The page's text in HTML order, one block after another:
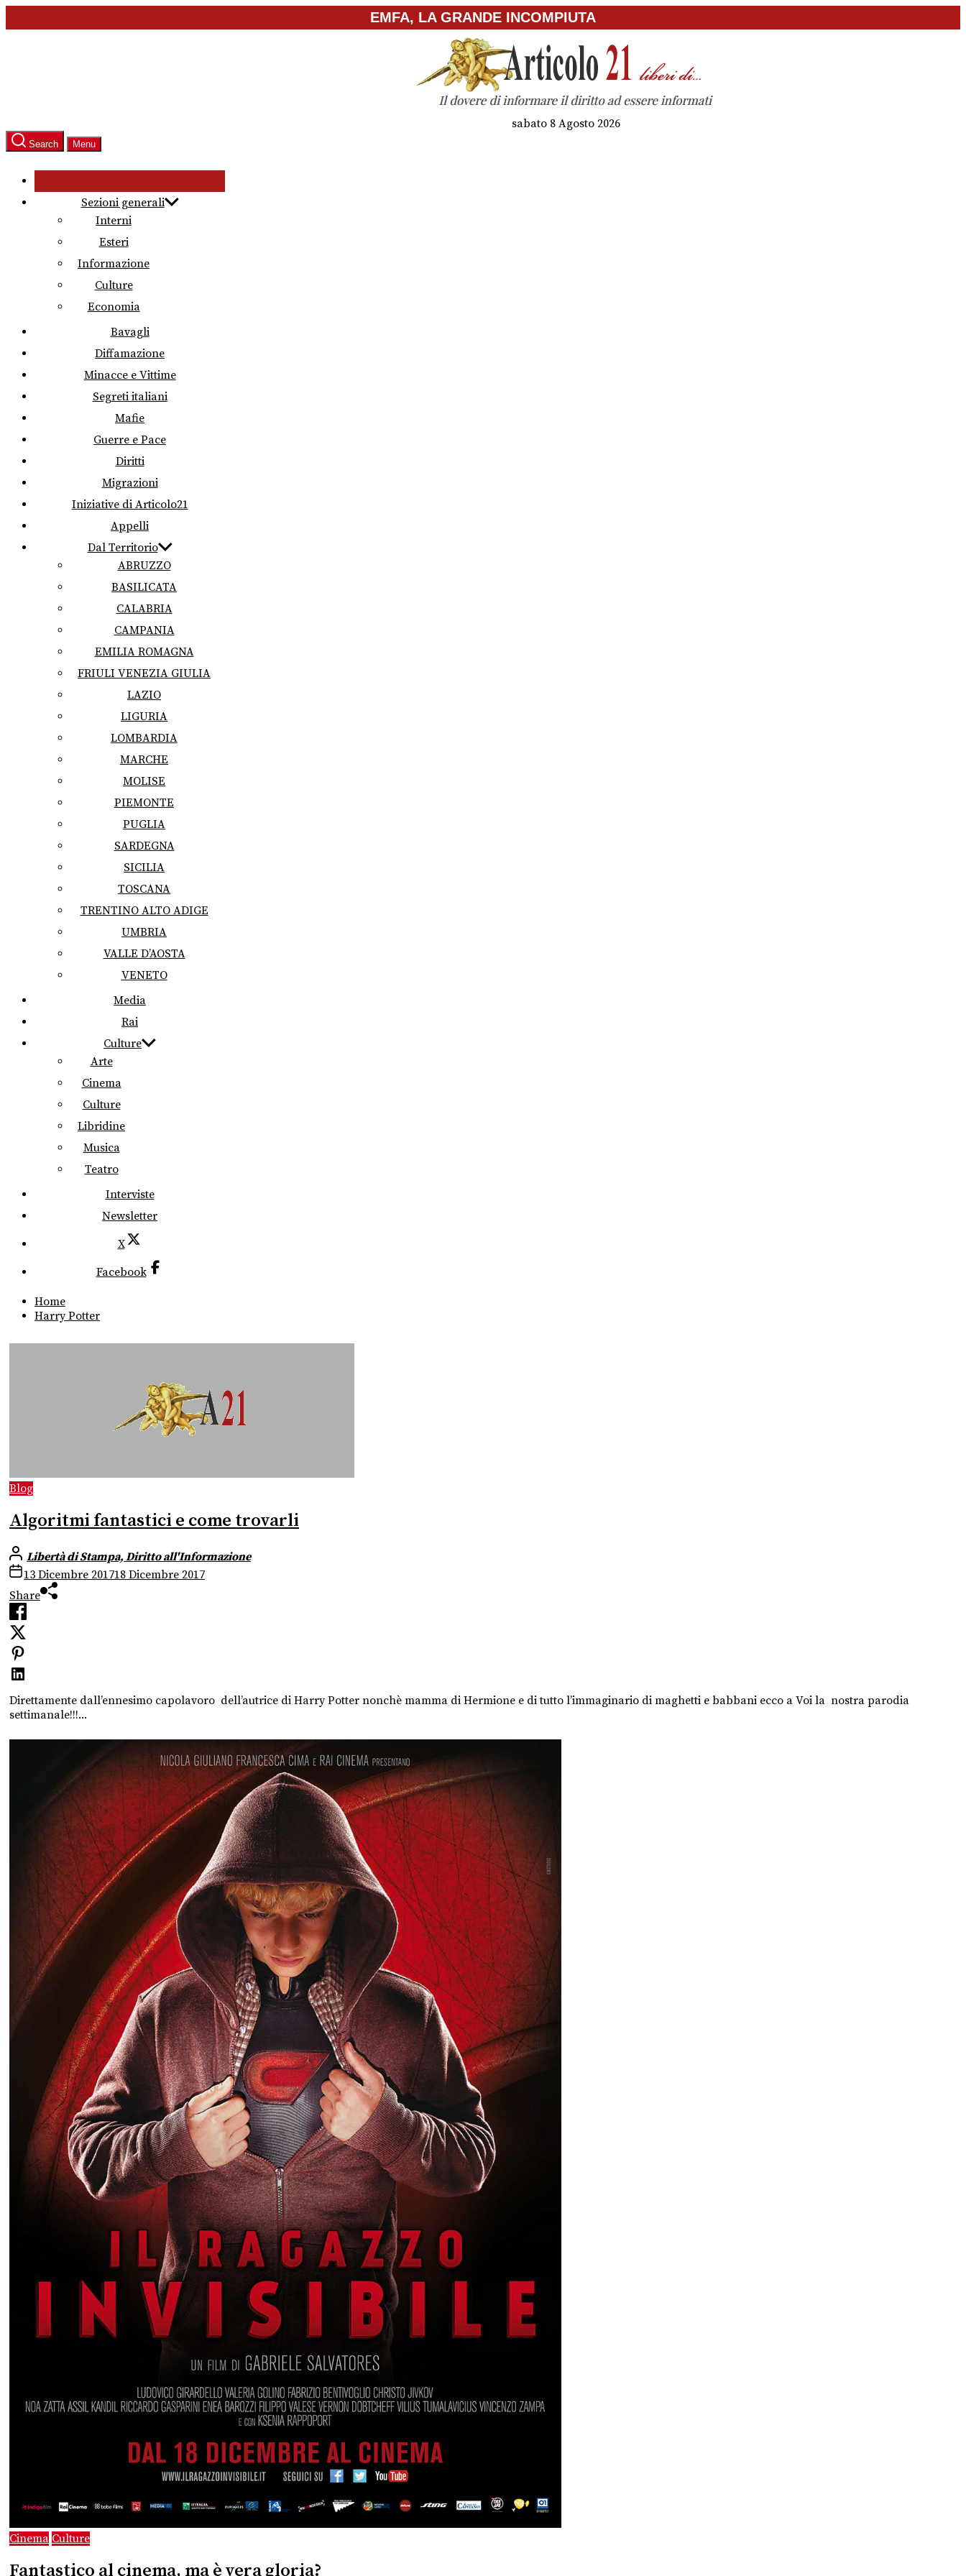
to
EMFA, LA GRANDE INCOMPIUTA
sabato 8 Agosto 2026
Search Menu
Sezioni generali
Interni
Esteri
Informazione
Culture
Economia
Bavagli
Diffamazione
Minacce e Vittime
Segreti italiani
Mafie
Guerre e Pace
Diritti
Migrazioni
Iniziative di Articolo21
Appelli
Dal Territorio
ABRUZZO
BASILICATA
CALABRIA
CAMPANIA
EMILIA ROMAGNA
FRIULI VENEZIA GIULIA
LAZIO
LIGURIA
LOMBARDIA
MARCHE
MOLISE
PIEMONTE
PUGLIA
SARDEGNA
SICILIA
TOSCANA
TRENTINO ALTO ADIGE
UMBRIA
VALLE D’AOSTA
VENETO
Media
Rai
Culture
Arte
Cinema
Culture
Libridine
Musica
Teatro
Interviste
Newsletter
X
Facebook
Home
Harry Potter
Blog
Algoritmi fantastici e come trovarli
Libertà di Stampa, Diritto all'Informazione
13 Dicembre 201718 Dicembre 2017
Share
Direttamente dall’ennesimo capolavoro dell’autrice di Harry Potter nonchè mamma di Hermione e di tutto l’immaginario di maghetti e babbani ecco a Voi la nostra parodia
settimanale!!!...
Cinema Culture
Fantastico al cinema, ma è vera gloria?